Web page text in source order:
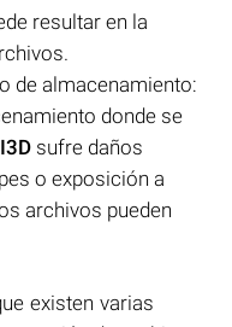
resultar en la
de almacenamiento:
donde se
sufre daños
o exposición a
archivos pueden
existen varias